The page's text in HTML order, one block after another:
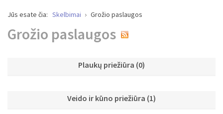
Jūs esate čia: Skelbimai Grožio paslaugos
Grožio paslaugos
Plaukų priežiūra (0)
Veido ir kūno priežiūra (1)